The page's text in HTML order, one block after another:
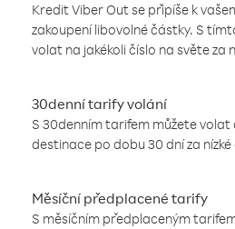
Kredit Viber Out se připíše k
zakoupení libovolné částky. S
volat na jakékoli číslo na světe za
30denní tarify volání
S 30denním tarifem můžete
destinace po dobu 30 dní za nízké
Měsíční předplacené tarify
S měsíčním předplaceným